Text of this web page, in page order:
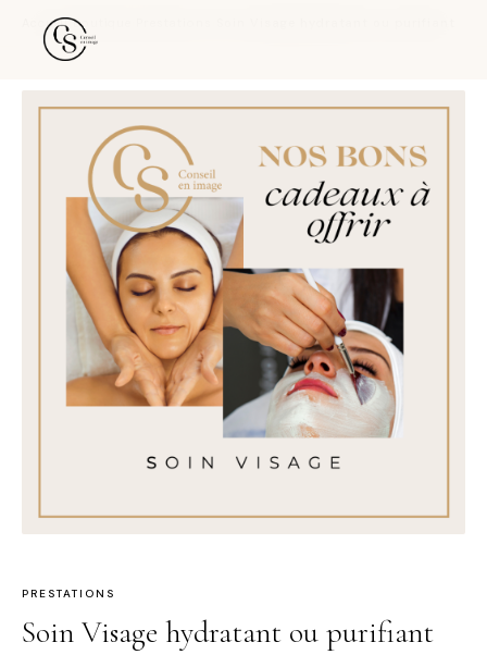
Accueil›Boutique
PRESTATIONS
Soin Visage hydratant ou purifiant